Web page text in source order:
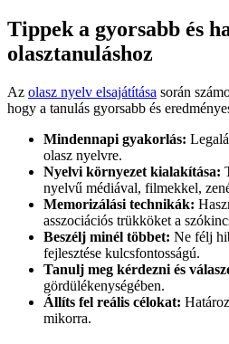
Tippek a gyorsabb és
olasztanuláshoz
Az olasz nyelv elsajátítása során
hogy a tanulás gyorsabb és
Mindennapi gyakorlás:
olasz nyelvre.
Nyelvi környezet kialakítása:
nyelvű médiával, filmekkel,
Memorizálási technikák:
asszociációs trükköket a
Beszélj minél többet: Ne félj
fejlesztése kulcsfontosságú.
Tanulj meg kérdezni és
gördülékenységében.
Állíts fel reális célokat:
mikorra.